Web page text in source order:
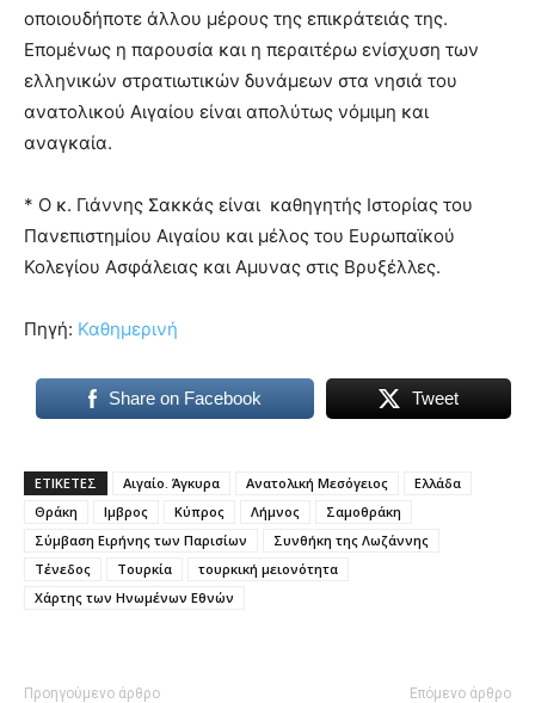
οποιουδήποτε άλλου μέρους της επικράτειάς της.
Επομένως η παρουσία και η περαιτέρω ενίσχυση των
ελληνικών στρατιωτικών δυνάμεων στα νησιά του
ανατολικού Αιγαίου είναι απολύτως νόμιμη και
αναγκαία.
* Ο κ. Γιάννης Σακκάς είναι καθηγητής Ιστορίας του
Πανεπιστημίου Αιγαίου και μέλος του Ευρωπαϊκού
Κολεγίου Ασφάλειας και Αμυνας στις Βρυξέλλες.
Πηγή: Καθημερινή
Share on Facebook Tweet
ΕΤΙΚΕΤΕΣ Αιγαίο. Άγκυρα Ανατολική Μεσόγειος
Ελλάδα
Θράκη
Ιμβρος Κύπρος Λήμνος
Σαμοθράκη
Σύμβαση Ειρήνης των Παρισίων
Συνθήκη της Λωζάννης
Τένεδος
Τουρκία
τουρκική μειονότητα
Χάρτης των Ηνωμένων Εθνών
Προηγούμενο άρθρο Επόμενο άρθρο